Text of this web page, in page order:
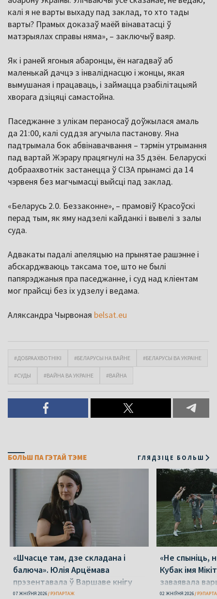
калі я не варты выхаду пад заклад, то хто тады
варты? Прамых доказаў маёй вінаватасці ў
матэрыялах справы няма», – заключыў ваяр.
Як і раней ягоныя абаронцы, ён нагадваў аб
маленькай дачцэ з інваліднасцю і жонцы, якая
вымушаная і працаваць, і займацца рэабілітацыяй
хворага дзіцяці самастойна.
Паседжанне з улікам пераносаў доўжылася амаль
да 21:00, калі суддзя агучыла пастанову. Яна
падтрымала бок абвінавачвання – тэрмін утрымання
пад вартай Жэрару працягнулі на 35 дзён. Беларускі
добраахвотнік застанецца ў СІЗА прынамсі да 14
чэрвеня без магчымасці выйсці пад заклад.
«Беларусь 2.0. Беззаконне», – прамовіў Красоўскі
перад тым, як яму надзелі кайданкі і вывелі з залы
суда.
Адвакаты падалі апеляцыю на прынятае рашэнне і
абскарджваюць таксама тое, што не былі
папярэджаныя пра паседжанне, і суд над кліентам
мог прайсці без іх удзелу і ведама.
Аляксандра Чырвоная belsat.eu
#ДОБРААХВОТНІКІ #БЕЛАРУСЫ НА ВАЙНЕ #БЕЛАРУСЫ ВА УКРАІНЕ
#СУДЫ #ВАЙНА ВА УКРАІНЕ #ВАЙНА
БОЛЬШ ПА ГЭТАЙ ТЭМЕ ГЛЯДЗІЦЕ БОЛЬШ
«Шчасце там, дзе складана і
балюча». Юлія Арцёмава
прэзентавала ў Варшаве кнігу
«Пока я искала слова»
07 ЖНІЎНЯ 2026 РЭПАРТАЖ
«Не спыніць,
Кубак імя
заваявала
02 ЖНІЎНЯ 2026